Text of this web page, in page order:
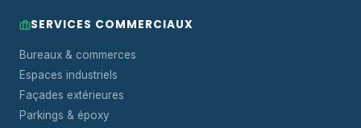
SERVICES COMMERCIAUX
Bureaux & commerces
Espaces industriels
Façades extérieures
Parkings & époxy